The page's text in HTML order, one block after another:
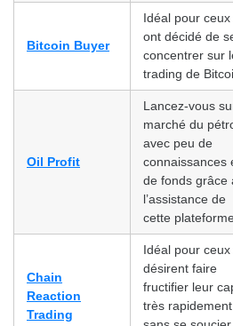
Bitcoin Buyer
Idéal pour ceux
ont décidé de
concentrer sur
trading de
Oil Profit
Lancez-vous
marché du
avec peu de
connaissances
de fonds grâce
l’assistance de
cette
Chain
Reaction
Trading
Idéal pour ceux
désirent faire
fructifier leur
très rapidement